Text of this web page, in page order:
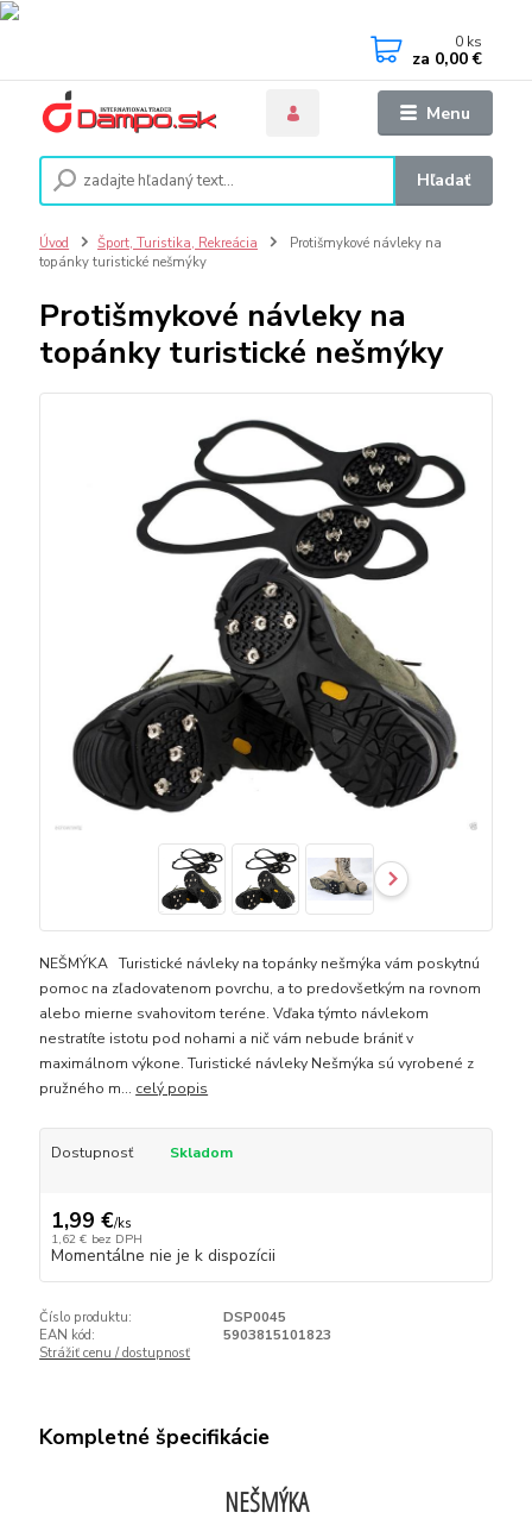
Menu
Hľadať
0 ks
za 0,00 €
Úvod Šport, Turistika, Rekreácia
Protišmykové návleky na
topánky turistické nešmýky
Protišmykové návleky na
topánky turistické nešmýky
NEŠMÝKA Turistické návleky na topánky nešmýka vám poskytnú
pomoc na zľadovatenom povrchu, a to predovšetkým na rovnom
alebo mierne svahovitom teréne. Vďaka týmto návlekom
nestratíte istotu pod nohami a nič vám nebude brániť v
maximálnom výkone. Turistické návleky Nešmýka sú vyrobené z
pružného m... celý popis
Dostupnosť Skladom
1,99 €/ks
1,62 € bez DPH
Momentálne nie je k dispozícii
Číslo produktu:
DSP0045
EAN kód:
5903815101823
Strážiť cenu / dostupnosť
Kompletné špecifikácie
NEŠMÝKA